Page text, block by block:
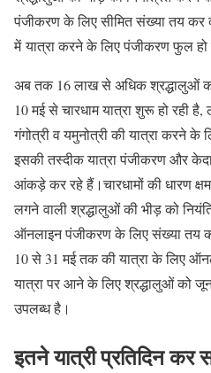
पंजीकरण के लिए सीमित संख्या तय कर
में यात्रा करने के लिए पंजीकरण फुल
अब तक 16 लाख से अधिक श्रद्धालुओं
10 मई से चारधाम यात्रा शुरू हो रही
गंगोत्री व यमुनोत्री की यात्रा करने के
इसकी तस्दीक यात्रा पंजीकरण और
आंकड़े कर रहे हैं।चारधामों की धारण
लगने वाली श्रद्धालुओं की भीड़ को
ऑनलाइन पंजीकरण के लिए संख्या तय
10 से 31 मई तक की यात्रा के लिए
यात्रा पर आने के लिए श्रद्धालुओं को
उपलब्ध है।
इतने यात्री प्रतिदिन कर